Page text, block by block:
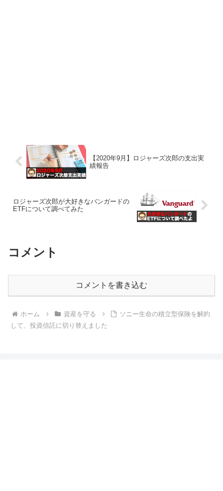
【2020年9月】ロジャーズ次郎の支出実
績報告
ロジャーズ次郎が大好きなバンガードの
ETFについて調べてみた
コメント
コメントを書き込む
ホーム 資産を守る
ソニー生命の積立型保険を解約
して、投資信託に切り替えました